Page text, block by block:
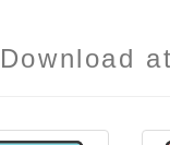
Download